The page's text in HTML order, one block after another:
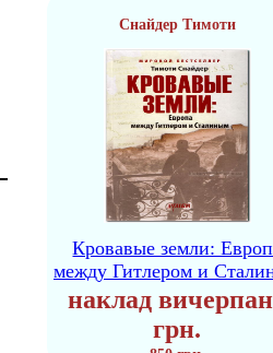
Снайдер Тимоти
Кровавые земли:
между Гитлером и
наклад
грн.